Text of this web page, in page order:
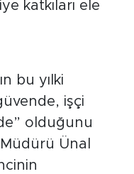
katkıları ele
bu yılki
işçi
olduğunu
Ünal